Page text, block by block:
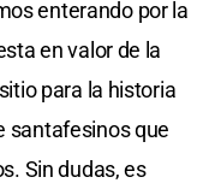
enterando por la
en valor de la
para la historia
santafesinos que
Sin dudas, es